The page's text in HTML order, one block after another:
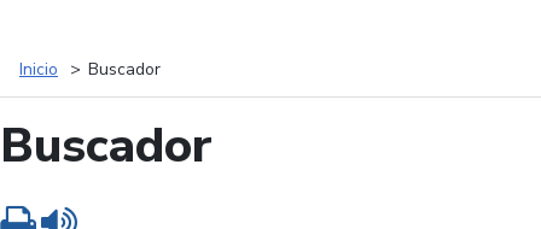
Inicio Buscador
Buscador
Imprimir